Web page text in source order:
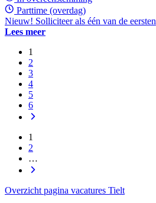
Parttime (overdag)
Nieuw! Solliciteer als één van de eersten
Lees meer
1
2
3
4
5
6
1
2
…
Overzicht pagina vacatures Tielt